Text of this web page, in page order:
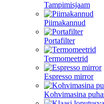
Tampimisjaam
Piimakannud
Portafilter
Termomeetrid
Espresso mirror
Kohvimasina